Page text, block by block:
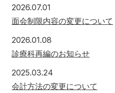
2026.07.01
面会制限内容の変更について
2026.01.08
診療科再編のお知らせ
2025.03.24
会計方法の変更について